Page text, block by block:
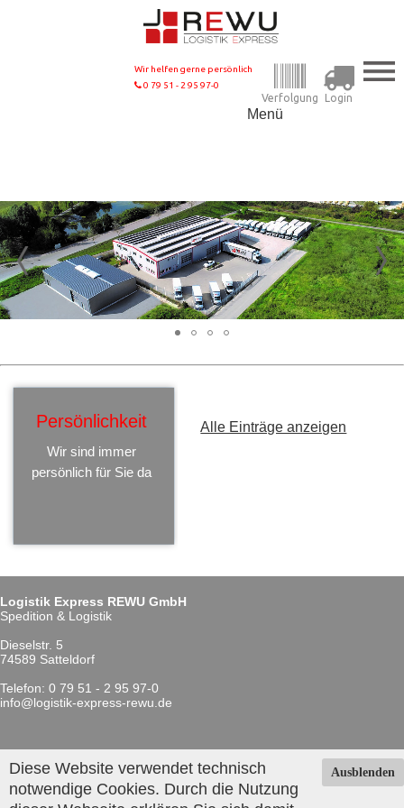
Wir helfen gerne persönlich
0 79 51 - 2 95 97-0
Verfolgung Login
Menü
Persönlichkeit
Wir sind immer
persönlich für Sie da
Alle Einträge anzeigen
Logistik Express REWU GmbH
Spedition & Logistik
Dieselstr. 5
74589 Satteldorf
Telefon: 0 79 51 - 2 95 97-0
info@logistik-express-rewu.de
Kontakt
Datenschutz
Ausblenden
Diese Website verwendet technisch
notwendige Cookies. Durch die Nutzung